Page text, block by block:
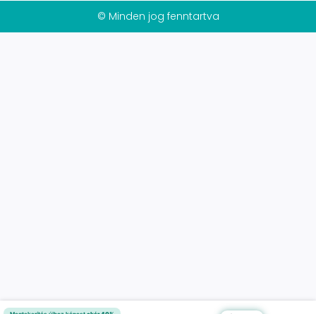
© Minden jog fenntartva